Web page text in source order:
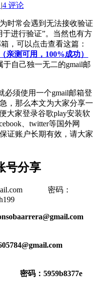
|4 评论
时常会遇到无法接收验证
进行验证”。当然也有方
，可以点击查看这篇：
亲测可用，100%成功）
自己独一无二的gmail邮
必须使用一个gmail邮箱登
，那么本文为大家分享一
大家登录谷歌play安装软
、twitter等国外网
证账户长期有效，请大家
号分享
密码：
密码：5959b8377e